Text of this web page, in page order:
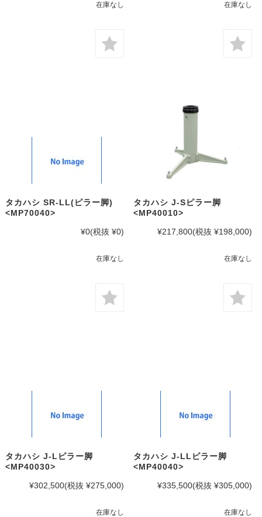
在庫なし 在庫なし
タカハシ SR-LL(ピラー脚)
<MP70040>
¥0(税抜 ¥0)
在庫なし
タカハシ J-Sピラー脚
<MP40010>
¥217,800(税抜 ¥198,000)
在庫なし
タカハシ J-Lピラー脚
<MP40030>
¥302,500(税抜 ¥275,000)
在庫なし
タカハシ J-LLピラー脚
<MP40040>
¥335,500(税抜 ¥305,000)
在庫なし